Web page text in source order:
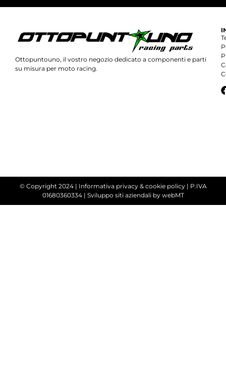
Ottopuntouno, il vostro negozio dedicato a componenti e parti
su misura per moto racing.
© Copyright 2024 | Informativa privacy & cookie policy| P.IVA
01680360334 | Sviluppo siti aziendaliby webMT